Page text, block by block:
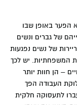
הפער באופן שבו
של גברים ונשים
של נשים נפגעות
המשפחתיות. יש לכך
– הן חוות יותר
העבודה הפך
לתעסוקה חלקית